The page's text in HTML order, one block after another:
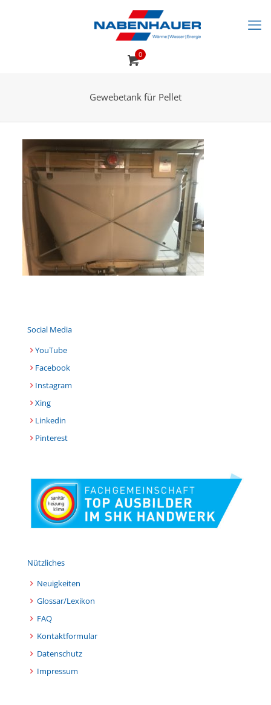
0
Gewebetank für Pellet
Social Media
YouTube
Facebook
Instagram
Xing
Linkedin
Pinterest
Nützliches
Neuigkeiten
Glossar/Lexikon
FAQ
Kontaktformular
Datenschutz
Impressum